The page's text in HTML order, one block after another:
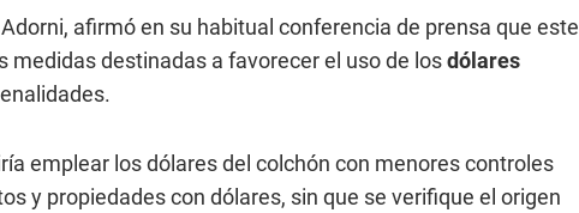
afirmó en su habitual conferencia de prensa que este
medidas destinadas a favorecer el uso de losdólares
emplear los dólares del colchón con menores controles
y propiedades con dólares, sin que se verifique el origen